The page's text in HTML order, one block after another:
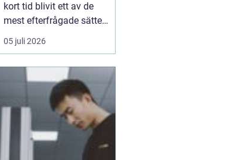
kort tid blivit ett av de
mest efterfrågade sätten
att isolera vindar, tak och
svåråtkomliga
bygger på att man blåser
in isolerande material
ofta cellulosa, tr&au...
05 juli 2026